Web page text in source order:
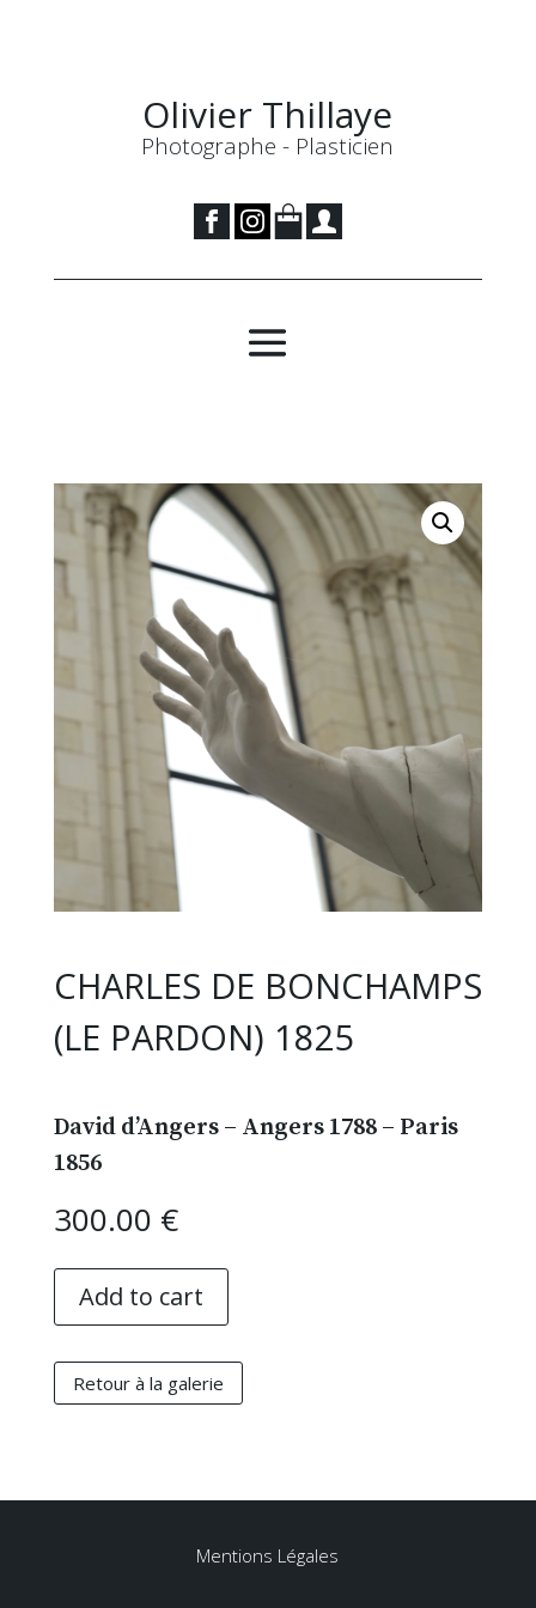
Olivier Thillaye
Photographe - Plasticien
CHARLES DE BONCHAMPS
(LE PARDON) 1825
David d’Angers – Angers 1788 – Paris
1856
300.00 €
Add to cart
Retour à la galerie
Mentions Légales